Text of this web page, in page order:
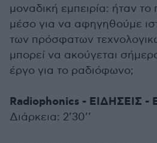
μοναδική εμπειρία: ήταν
μέσο για να αφηγηθούμε
των πρόσφατων
μπορεί να ακούγεται
έργο για το ραδιόφωνο;
Radiophonics - ΕΙΔΗΣΕΙΣ -
Διάρκεια: 2’30’’